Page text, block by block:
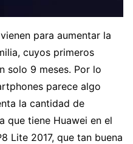
para aumentar la
cuyos primeros
solo 9 meses. Por lo
parece algo
la cantidad de
que tiene Huawei en el
Lite 2017, que tan buena